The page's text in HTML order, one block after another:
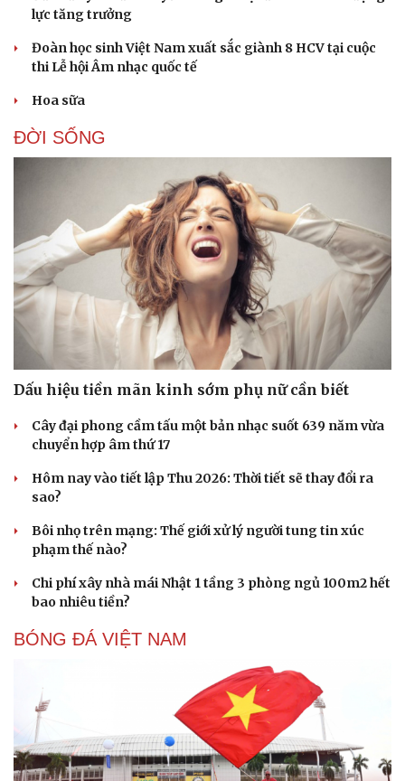
lực tăng trưởng
Đoàn học sinh Việt Nam xuất sắc giành 8 HCV tại cuộc
thi Lễ hội Âm nhạc quốc tế
Hoa sữa
ĐỜI SỐNG
Dấu hiệu tiền mãn kinh sớm phụ nữ cần biết
Cây đại phong cầm tấu một bản nhạc suốt 639 năm vừa
chuyển hợp âm thứ 17
Hôm nay vào tiết lập Thu 2026: Thời tiết sẽ thay đổi ra
sao?
Bôi nhọ trên mạng: Thế giới xử lý người tung tin xúc
phạm thế nào?
Chi phí xây nhà mái Nhật 1 tầng 3 phòng ngủ 100m2 hết
bao nhiêu tiền?
BÓNG ĐÁ VIỆT NAM